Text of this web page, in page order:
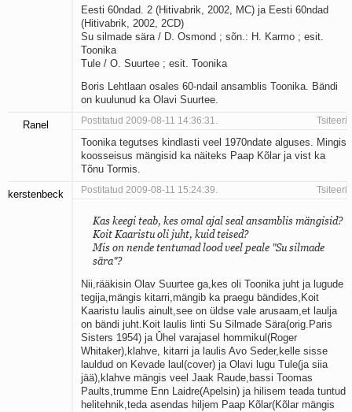
Kaks pihtimust
Ahtumine
Braueri lint
Eesti 60ndad. 2 (Hitivabrik, 2002, MC) ja Eesti 60ndad
(Hitivabrik, 2002, 2CD)
Su silmade sära / D. Osmond ; sõn.: H. Karmo ; esit.
Toonika
Tule / O. Suurtee ; esit. Toonika
Boris Lehtlaan osales 60-ndail ansamblis Toonika. Bändi
on kuulunud ka Olavi Suurtee.
Ranel Postitatud 2009-08-11 14:36:31. Tsiteeri
Toonika tegutses kindlasti veel 1970ndate alguses. Mingis
koosseisus mängisid ka näiteks Paap Kõlar ja vist ka
Tõnu Tormis.
kerstenbeck Postitatud 2009-08-11 15:24:39. Tsiteeri
Kas keegi teab, kes omal ajal seal ansamblis mängisid?
Koit Kaaristu oli juht, kuid teised?
Mis on nende tentumad lood veel peale "Su silmade
sära"?
Nii,rääkisin Olav Suurtee ga,kes oli Toonika juht ja lugude
tegija,mängis kitarri,mängib ka praegu bändides,Koit
Kaaristu laulis ainult,see on üldse vale arusaam,et laulja
on bändi juht.Koit laulis linti Su Silmade Sära(orig.Paris
Sisters 1954) ja Ûhel varajasel hommikul(Roger
Whitaker),klahve, kitarri ja laulis Avo Seder,kelle sisse
lauldud on Kevade laul(cover) ja Olavi lugu Tule(ja siia
jää),klahve mängis veel Jaak Raude,bassi Toomas
Paults,trumme Enn Laidre(Apelsin) ja hilisem teada tuntud
helitehnik,teda asendas hiljem Paap Kõlar(Kõlar mängis